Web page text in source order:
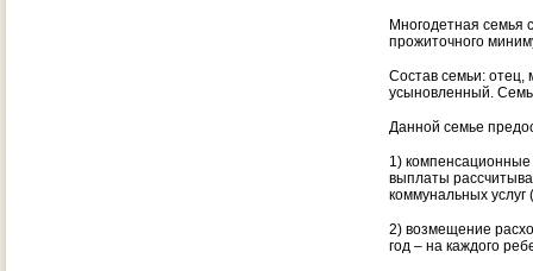
Многодетная семья
прожиточного
Состав семьи: отец,
усыновленный.
Данной семье
1)
выплаты
коммунальных
2) возмещение
год – на каждого